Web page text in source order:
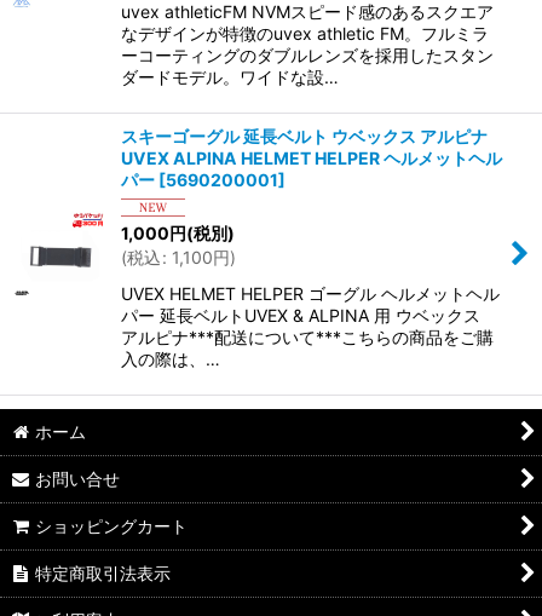
uvex athleticFM NVMスピード感のあるスクエア
なデザインが特徴のuvex athletic FM。フルミラ
ーコーティングのダブルレンズを採用したスタン
ダードモデル。ワイドな設…
スキーゴーグル 延長ベルト ウベックス アルピナ
UVEX ALPINA HELMET HELPER ヘルメットヘル
パー [5690200001]
1,000円(税別)
(税込: 1,100円)
UVEX HELMET HELPER ゴーグル ヘルメットヘル
パー 延長ベルトUVEX & ALPINA 用 ウベックス
アルピナ***配送について***こちらの商品をご購
入の際は、…
ホーム
お問い合せ
ショッピングカート
特定商取引法表示